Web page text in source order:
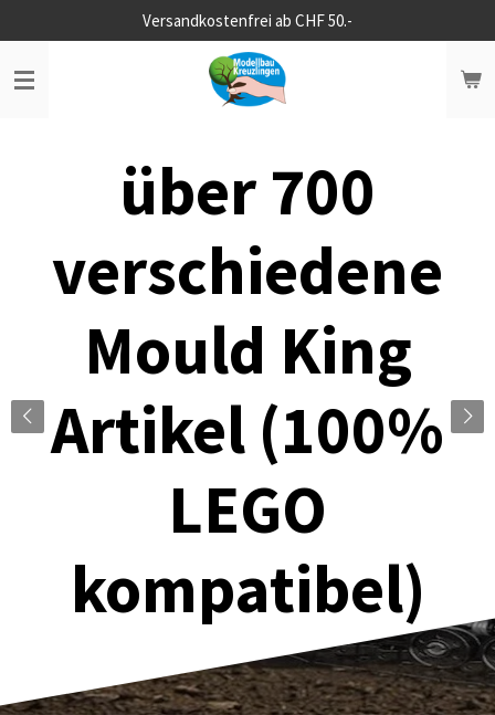
Hauptinhalt
springen
Versandkostenfrei ab CHF 50.-
über 700
verschiedene
Mould King
Artikel (100%
LEGO
kompatibel)